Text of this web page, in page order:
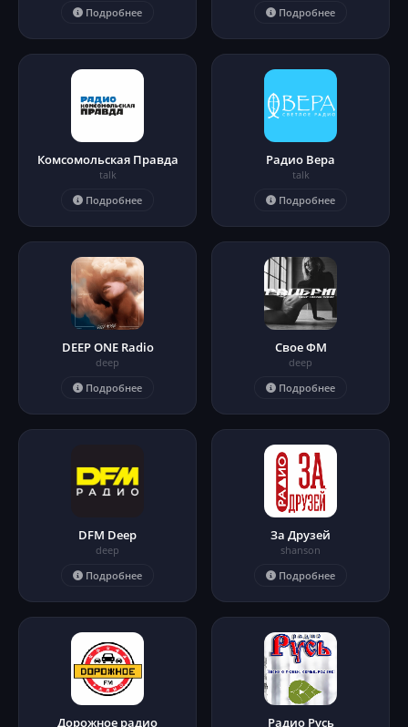
Подробнее
Подробнее
Комсомольская Правда
talk
Подробнее
Радио Вера
talk
Подробнее
DEEP ONE Radio
deep
Подробнее
Свое ФМ
deep
Подробнее
DFM Deep
deep
Подробнее
За Друзей
shanson
Подробнее
Дорожное радио Радио Русь